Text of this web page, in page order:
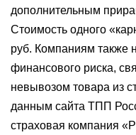
дополнительным
Стоимость одного
руб. Компаниям также
финансового риска,
невывозом товара из
данным сайта ТПП
страховая компания